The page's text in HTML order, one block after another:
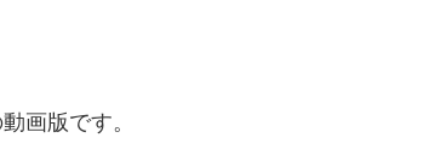
画版です。